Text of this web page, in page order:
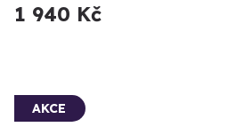
1 940 Kč
AKCE